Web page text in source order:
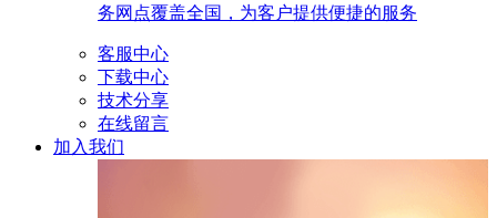
务网点覆盖全国，为客户提供便捷的服务
客服中心
下载中心
技术分享
在线留言
加入我们